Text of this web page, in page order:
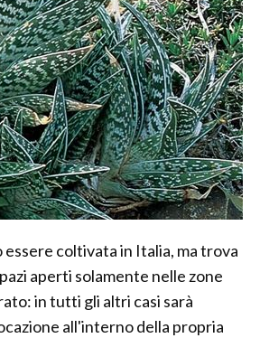
essere coltivata in Italia, ma trova
aperti solamente nelle zone
in tutti gli altri casi sarà
all'interno della propria